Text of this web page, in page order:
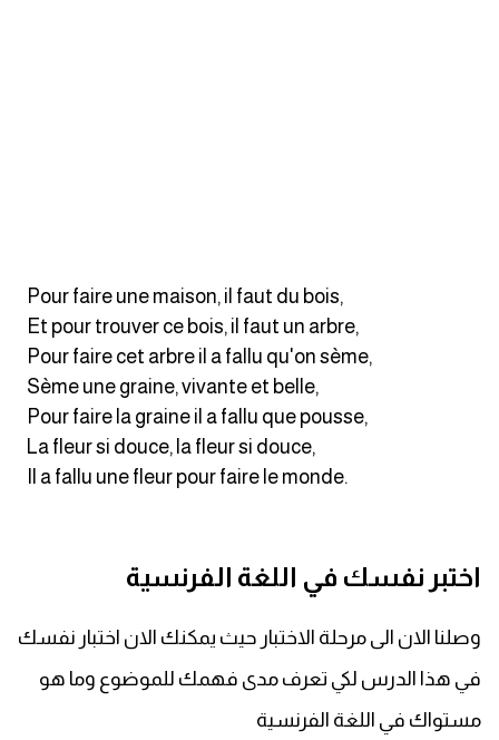
اغلق النافذة
Pour faire une maison, il faut du bois,
Et pour trouver ce bois, il faut un arbre,
Pour faire cet arbre il a fallu qu'on sème,
Sème une graine, vivante et belle,
Pour faire la graine il a fallu que pousse,
La fleur si douce, la fleur si douce,
Il a fallu une fleur pour faire le monde.
اختبر نفسك في اللغة الفرنسية
وصلنا الان الى مرحلة الاختبار حيث يمكنك الان اختبار نفسك
في هذا الدرس لكي تعرف مدى فهمك للموضوع وما هو
مستواك في اللغة الفرنسية